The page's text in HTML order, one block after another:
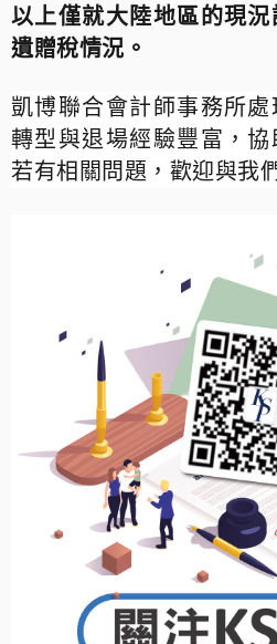
以上僅就大陸地區的現
遺贈稅情況。
凱博聯合會計師事務所處
轉型與退場經驗豐富，協
若有相關問題，歡迎與我